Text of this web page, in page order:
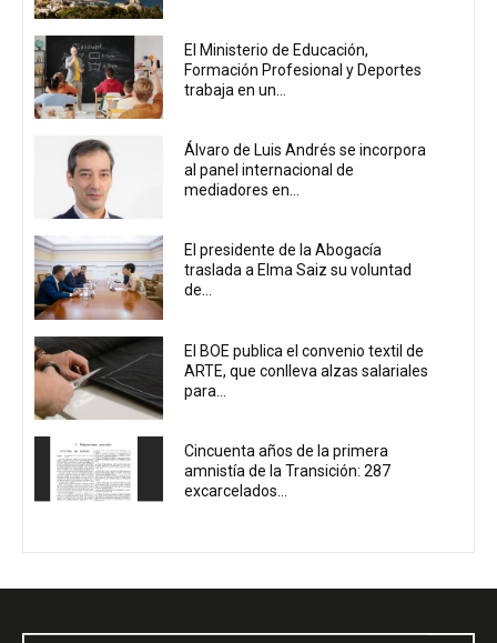
El Ministerio de Educación,
Formación Profesional y Deportes
trabaja en un...
Álvaro de Luis Andrés se incorpora
al panel internacional de
mediadores en...
El presidente de la Abogacía
traslada a Elma Saiz su voluntad
de...
El BOE publica el convenio textil de
ARTE, que conlleva alzas salariales
para...
Cincuenta años de la primera
amnistía de la Transición: 287
excarcelados...